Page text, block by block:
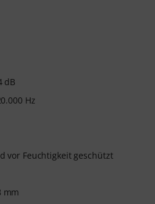
dB
Hz
vor Feuchtigkeit geschützt
mm